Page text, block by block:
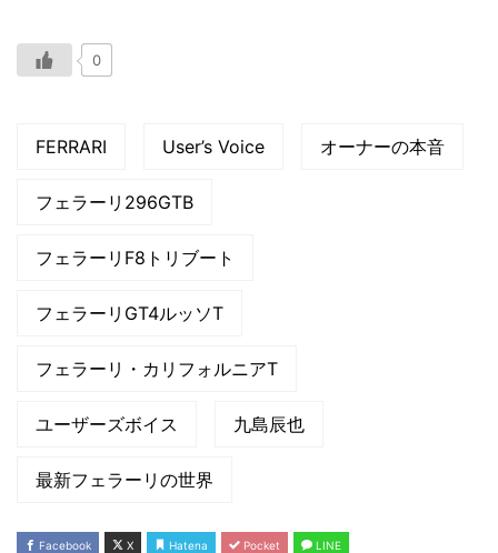
0
FERRARI User’s Voice オーナーの本音
フェラーリ296GTB
フェラーリF8トリブート
フェラーリGT4ルッソT
フェラーリ・カリフォルニアT
ユーザーズボイス 九島辰也
最新フェラーリの世界
Facebook X Hatena Pocket LINE